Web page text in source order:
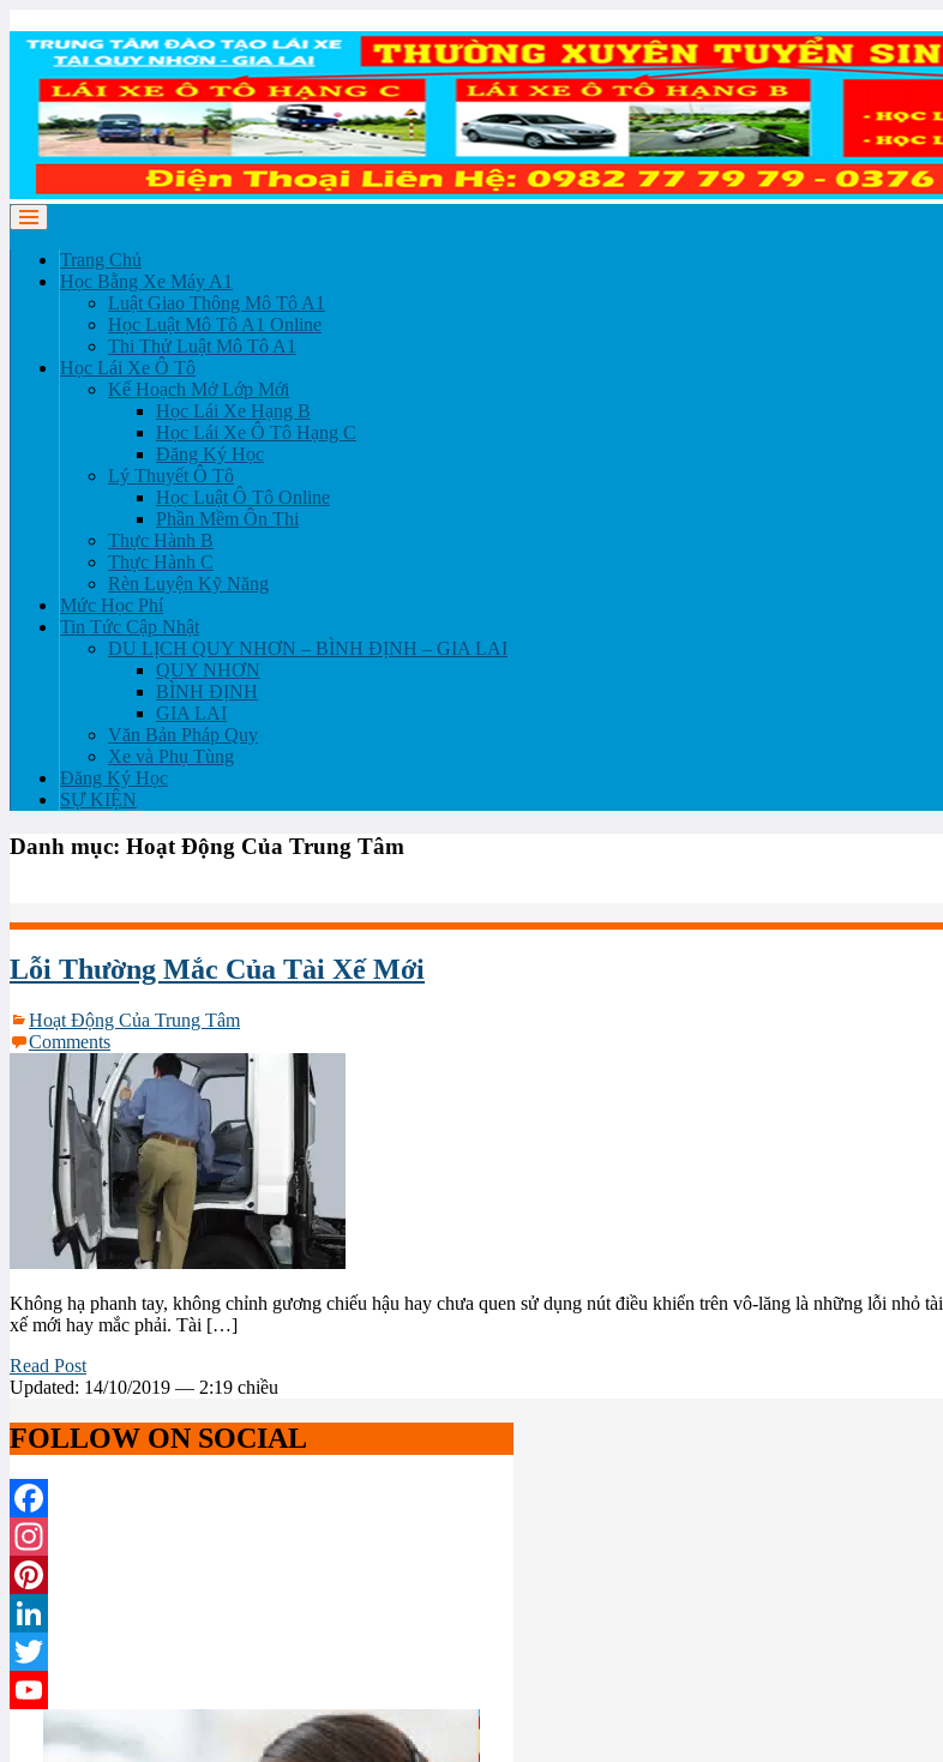
Trang Chủ
Học Bằng Xe Máy A1
Luật Giao Thông Mô Tô A1
Học Luật Mô Tô A1 Online
Thi Thử Luật Mô Tô A1
Học Lái Xe Ô Tô
Kế Hoạch Mở Lớp Mới
Học Lái Xe Hạng B
Học Lái Xe Ô Tô Hạng C
Đăng Ký Học
Lý Thuyết Ô Tô
Học Luật Ô Tô Online
Phần Mềm Ôn Thi
Thực Hành B
Thực Hành C
Rèn Luyện Kỹ Năng
Mức Học Phí
Tin Tức Cập Nhật
DU LỊCH QUY NHƠN – BÌNH ĐỊNH – GIA LAI
QUY NHƠN
BÌNH ĐỊNH
GIA LAI
Văn Bản Pháp Quy
Xe và Phụ Tùng
Đăng Ký Học
SỰ KIỆN
Danh mục: Hoạt Động Của Trung Tâm
Lỗi Thường Mắc Của Tài Xế Mới
Hoạt Động Của Trung Tâm
Comments
Không hạ phanh tay, không chỉnh gương chiếu hậu hay chưa quen sử dụng nút điều khiển trên vô-lăng là những lỗi nhỏ tài
xế mới hay mắc phải. Tài […]
Read Post
Updated: 14/10/2019 — 2:19 chiều
FOLLOW ON SOCIAL
Facebook
Instagram
Pinterest
LinkedIn
Twitter
YouTube